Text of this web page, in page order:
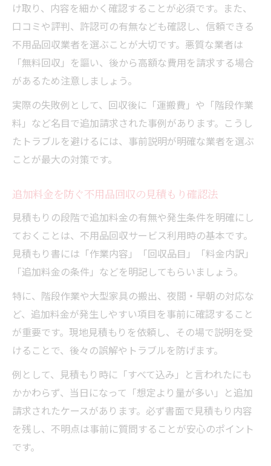
け取り、内容を細かく確認することが必須です。また、
口コミや評判、許認可の有無なども確認し、信頼できる
不用品回収業者を選ぶことが大切です。悪質な業者は
「無料回収」を謳い、後から高額な費用を請求する場合
があるため注意しましょう。
実際の失敗例として、回収後に「運搬費」や「階段作業
料」など名目で追加請求された事例があります。こうし
たトラブルを避けるには、事前説明が明確な業者を選ぶ
ことが最大の対策です。
追加料金を防ぐ不用品回収の見積もり確認法
見積もりの段階で追加料金の有無や発生条件を明確にし
ておくことは、不用品回収サービス利用時の基本です。
見積もり書には「作業内容」「回収品目」「料金内訳」
「追加料金の条件」などを明記してもらいましょう。
特に、階段作業や大型家具の搬出、夜間・早朝の対応な
ど、追加料金が発生しやすい項目を事前に確認すること
が重要です。現地見積もりを依頼し、その場で説明を受
けることで、後々の誤解やトラブルを防げます。
例として、見積もり時に「すべて込み」と言われたにも
かかわらず、当日になって「想定より量が多い」と追加
請求されたケースがあります。必ず書面で見積もり内容
を残し、不明点は事前に質問することが安心のポイント
です。